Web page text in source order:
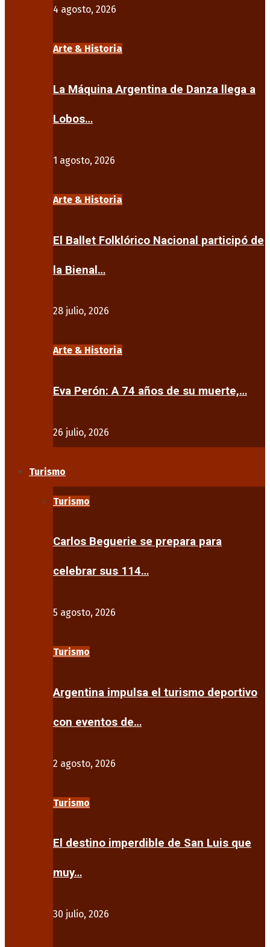
4 agosto, 2026
Arte & Historia
La Máquina Argentina de Danza llega a
Lobos…
1 agosto, 2026
Arte & Historia
El Ballet Folklórico Nacional participó de
la Bienal…
28 julio, 2026
Arte & Historia
Eva Perón: A 74 años de su muerte,…
26 julio, 2026
Turismo
Turismo
Carlos Beguerie se prepara para
celebrar sus 114…
5 agosto, 2026
Turismo
Argentina impulsa el turismo deportivo
con eventos de…
2 agosto, 2026
Turismo
El destino imperdible de San Luis que
muy…
30 julio, 2026